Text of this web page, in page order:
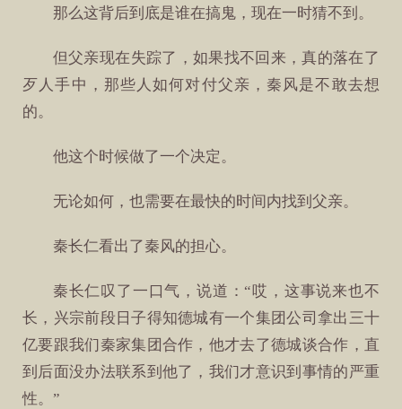
那么这背后到底是谁在搞鬼，现在一时猜不到。
但父亲现在失踪了，如果找不回来，真的落在了
歹人手中，那些人如何对付父亲，秦风是不敢去想
的。
他这个时候做了一个决定。
无论如何，也需要在最快的时间内找到父亲。
秦长仁看出了秦风的担心。
秦长仁叹了一口气，说道：“哎，这事说来也不
长，兴宗前段日子得知德城有一个集团公司拿出三十
亿要跟我们秦家集团合作，他才去了德城谈合作，直
到后面没办法联系到他了，我们才意识到事情的严重
性。”